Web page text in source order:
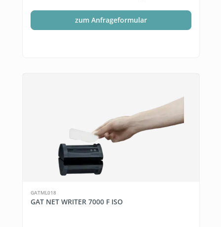
zum Anfrageformular
GATML018
GAT NET WRITER 7000 F ISO